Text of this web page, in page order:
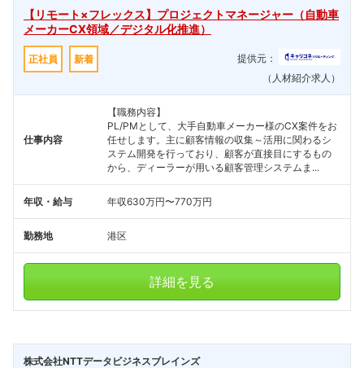
【リモート×フレックス】プロジェクトマネージャー（自動車
メーカーCX領域／デジタル化推進）
正社員 新着
提供元：
（人材紹介求人）
仕事内容
【職務内容】
PL/PMとして、大手自動車メーカー様のCX案件をお
任せします。主に顧客情報の収集～活用に関わるシ
ステム開発を行っており、顧客が直接目にするもの
から、ディーラーが用いる顧客管理システムま...
年収・給与 年収630万円〜770万円
勤務地 港区
詳細を見る
株式会社NTTデータビジネスブレインズ